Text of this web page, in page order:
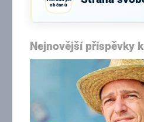
občanů
Nejnovější příspěvky